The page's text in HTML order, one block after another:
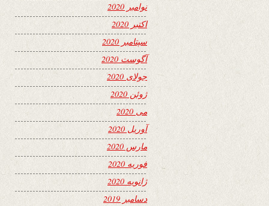
نوامبر 2020
اکتبر 2020
سپتامبر 2020
آگوست 2020
جولای 2020
ژوئن 2020
می 2020
آوریل 2020
مارس 2020
فوریه 2020
ژانویه 2020
دسامبر 2019